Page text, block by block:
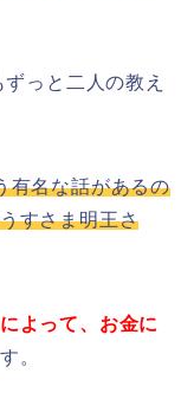
っと二人の教え
有名な話があるの
すさま明王さ
よって、お金に
。